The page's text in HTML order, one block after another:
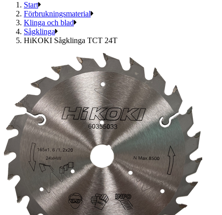
Start
Förbrukningsmaterial
Klinga och blad
Sågklinga
HiKOKI Sågklinga TCT 24T